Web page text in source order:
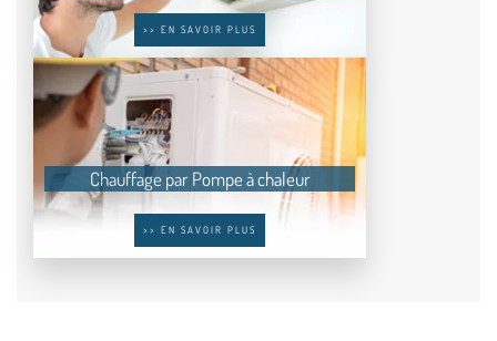
>> EN SAVOIR PLUS
Chauffage par Pompe à chaleur
>> EN SAVOIR PLUS